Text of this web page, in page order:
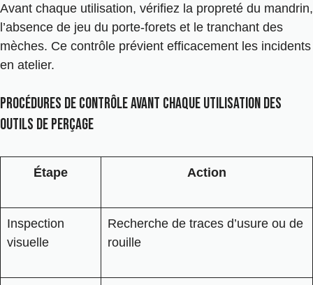
Avant chaque utilisation, vérifiez la propreté du mandrin,
l’absence de jeu du porte-forets et le tranchant des
mèches. Ce contrôle prévient efficacement les incidents
en atelier.
Procédures de contrôle avant chaque utilisation des
outils de perçage
Étape Action
Inspection
visuelle
Recherche de traces d’usure ou de
rouille